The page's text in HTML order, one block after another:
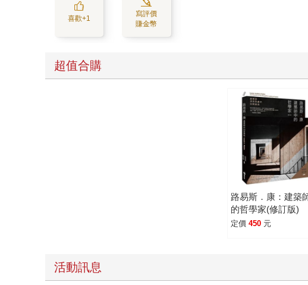
喜歡+1
寫評價
賺金幣
超值合購
路易斯．康：建築
的哲學家(修訂版)
定價 450 元
活動訊息